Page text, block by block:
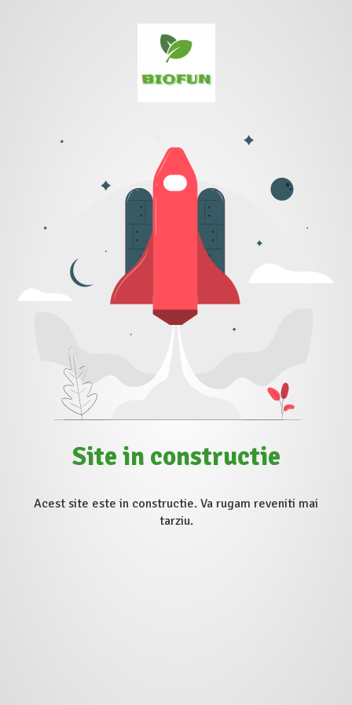
Site in constructie
Acest site este in constructie. Va rugam reveniti mai
tarziu.